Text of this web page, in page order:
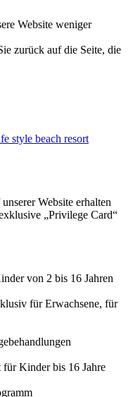
Website weniger
zurück auf die Seite, die
style beach resort
Website erhalten
„Privilege Card“
von 2 bis 16 Jahren
für Erwachsene, für
für Kinder bis 16 Jahre